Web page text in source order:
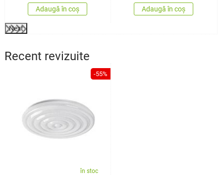
Adaugă în coș Adaugă în coș
Next
Recent revizuite
-55%
în stoc